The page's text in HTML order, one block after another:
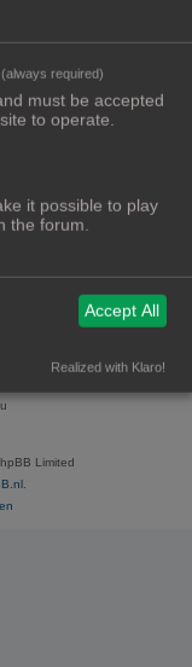
Ga naar
Alle tijden zijnUTC+02:00
Limited
(always required)
must be accepted
to operate.
it possible to play
the forum.
Accept All
Realized with Klaro!